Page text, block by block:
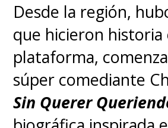
Desde la región,
que hicieron historia
plataforma,
súper comediante
Sin Querer